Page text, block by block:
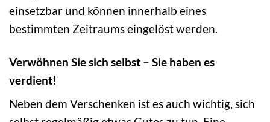
einsetzbar und können innerhalb eines
bestimmten Zeitraums eingelöst werden.
Verwöhnen Sie sich selbst – Sie haben es
verdient!
Neben dem Verschenken ist es auch wichtig, sich